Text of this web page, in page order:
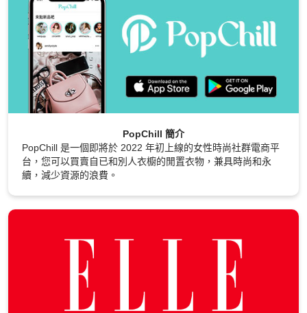
PopChill 簡介
PopChill 是一個即將於 2022 年初上線的女性時尚社群電商平
台，您可以買賣自已和別人衣櫥的閒置衣物，兼具時尚和永
續，減少資源的浪費。